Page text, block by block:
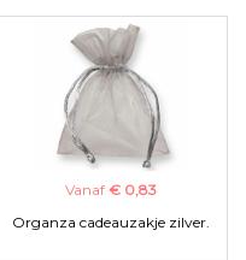
Vanaf € 0,83
Organza cadeauzakje zilver.